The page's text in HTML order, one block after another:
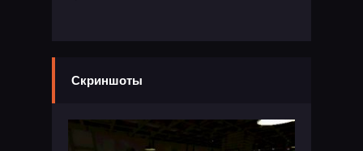
Скриншоты